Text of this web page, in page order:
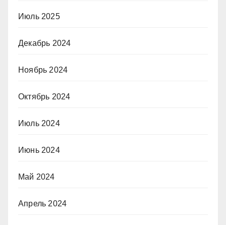
Июль 2025
Декабрь 2024
Ноябрь 2024
Октябрь 2024
Июль 2024
Июнь 2024
Май 2024
Апрель 2024